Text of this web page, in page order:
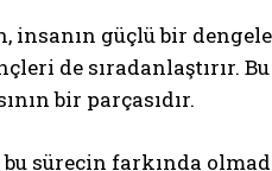
insanın güçlü bir
de sıradanlaştırır.
bir parçasıdır.
bu sürecin farkında